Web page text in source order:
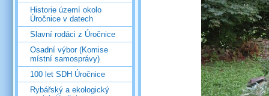
Historie území okolo
Úročnice v datech
Slavní rodáci z Úročnice
Osadní výbor (Komise
místní samosprávy)
100 let SDH Úročnice
Rybářský a ekologický